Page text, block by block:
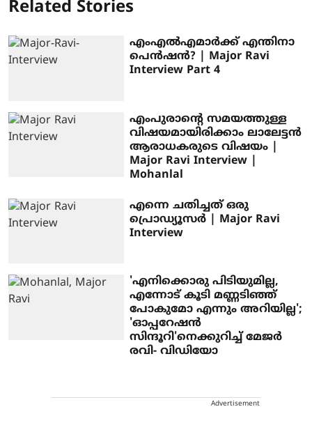
Related Stories
എംഎല്‍എമാര്‍ക്ക് എന്തിനാ
പെന്‍ഷന്‍? | Major Ravi
Interview Part 4
എംപുരാന്റെ സമയത്തുള്ള
വിഷയമായിരിക്കാം ലാലേട്ടന്‍
ആരാധകരുടെ വിഷയം |
Major Ravi Interview |
Mohanlal
എന്നെ ചതിച്ചത് ഒരു
പ്രൊഡ്യൂസർ | Major Ravi
Interview
'എനിക്കൊരു പിടിയുമില്ല,
എന്നോട് കൂടി മണ്ണടിഞ്ഞ്
പോകുമോ എന്നും അറിയില്ല';
'ഓപ്പറേഷൻ
സിന്ദൂറി'നെക്കുറിച്ച് മേജർ
രവി- വിഡിയോ
Advertisement